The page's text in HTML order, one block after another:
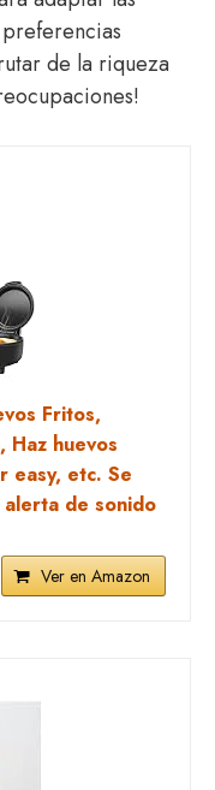
de la riqueza
Fritos,
Haz huevos
easy, etc. Se
de sonido
Ver en Amazon